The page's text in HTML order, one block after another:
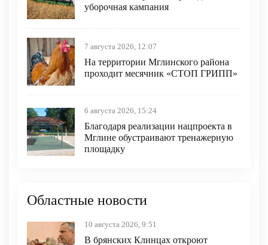
уборочная кампания
7 августа 2026, 12:07
На территории Мглинского района
проходит месячник «СТОП ГРИПП»
6 августа 2026, 15:24
Благодаря реализации нацпроекта в
Мглине обустраивают тренажерную
площадку
Областные новости
10 августа 2026, 9:51
В брянских Клинцах откроют